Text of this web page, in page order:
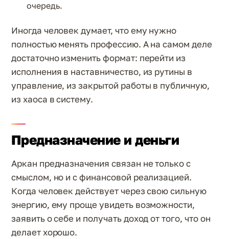
очередь.
Иногда человек думает, что ему нужно
полностью менять профессию. А на самом деле
достаточно изменить формат: перейти из
исполнения в наставничество, из рутины в
управление, из закрытой работы в публичную,
из хаоса в систему.
Предназначение и деньги
Аркан предназначения связан не только с
смыслом, но и с финансовой реализацией.
Когда человек действует через свою сильную
энергию, ему проще увидеть возможности,
заявить о себе и получать доход от того, что он
делает хорошо.